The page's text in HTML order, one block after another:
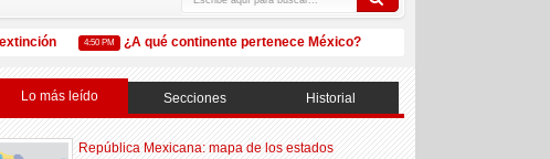
4:50 PM ¿A qué continente pertenece México?
Lo más leído Secciones Historial
República Mexicana: mapa de los estados